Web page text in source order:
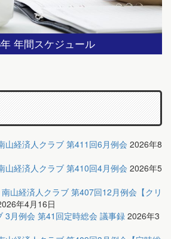
年間スケジュール
山経済人クラブ 第411回6月例会 2026年8
山経済人クラブ 第410回4月例会 2026年5
山経済人クラブ 第407回12月例会【クリ
年4月16日
3月例会 第41回定時総会 議事録 2026年3